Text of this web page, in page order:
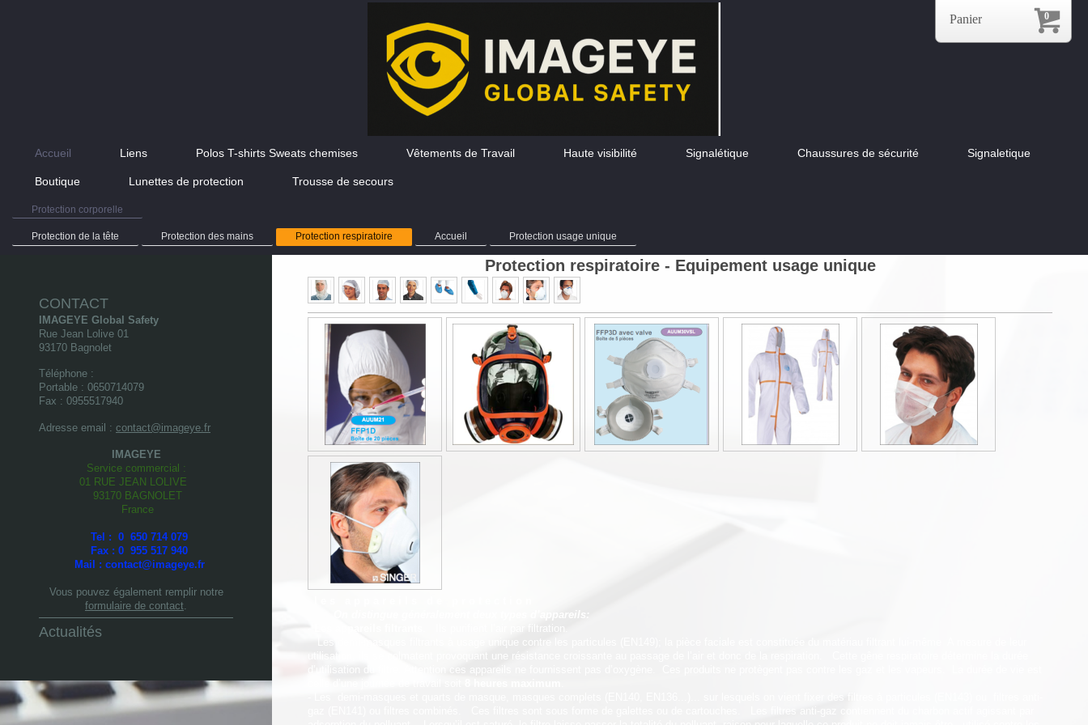
Accueil Liens Polos T-shirts Sweats chemises Vêtements de Travail Haute visibilité Signalétique Chaussures de sécurité Signaletique
Boutique Lunettes de protection Trousse de secours
Protection corporelle
Protection de la tête Protection des mains Protection respiratoire Accueil Protection usage unique
Protection respiratoire - Equipement usage unique
CONTACT
IMAGEYE Global Safety
Rue Jean Lolive 01
93170 Bagnolet
Téléphone :
Portable : 0650714079
Fax : 0955517940
Adresse email : contact@imageye.fr
IMAGEYE
Service commercial :
01 RUE JEAN LOLIVE
93170 BAGNOLET
France
Tel : 0 650 714 079
Fax : 0 955 517 940
Mail : contact@imageye.fr
Vous pouvez également remplir notre
formulaire de contact
Actualités
0
Panier